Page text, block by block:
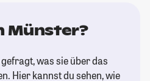
Münster?
was sie über das
Hier kannst du sehen, wie